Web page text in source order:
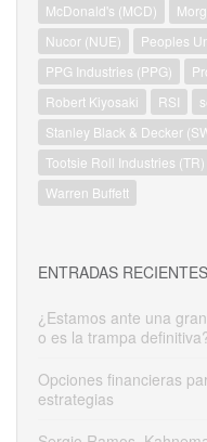
McDonald's (MCD)
Nucor (NUE)
Peoples
PPG Industries (PPG)
Robert Kiyosaki
RSI
Stanley Black & Decker
Tootsie Roll Industries (TR)
Warren Buffett
ENTRADAS RECIENTES
¿Estamos ante una
o es la trampa
Opciones financieras
estrategias